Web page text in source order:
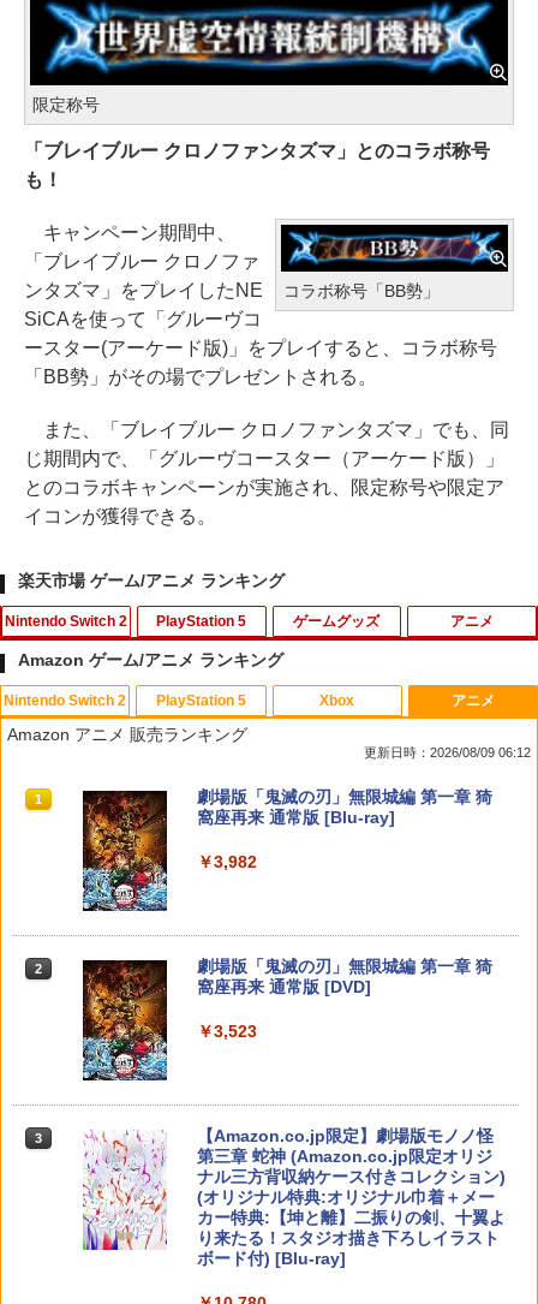
限定称号
「ブレイブルー クロノファンタズマ」とのコラボ称号
も！
コラボ称号「BB勢」
キャンペーン期間中、
「ブレイブルー クロノファ
ンタズマ」をプレイしたNE
SiCAを使って「グルーヴコ
ースター(アーケード版)」をプレイすると、コラボ称号
「BB勢」がその場でプレゼントされる。
また、「ブレイブルー クロノファンタズマ」でも、同
じ期間内で、「グルーヴコースター（アーケード版）」
とのコラボキャンペーンが実施され、限定称号や限定ア
イコンが獲得できる。
楽天市場 ゲーム/アニメ ランキング
Nintendo Switch 2
1
任天堂 【Switch2】ゼルダの伝説 ブレス
オブ ザ ワイルド Nintendo Switch 2 Ed
ition [NXS-P-AAAAH NSW2 ゼルダノデ
￥7,710
￥7,849
東日本編＋西日本編 [KDEMOMO2 NSW
2 モモタロウデンテツ2]
￥7,890
amiibo すりみ連合セット[フウカ【レイ
PlayStation 5
1
【SONYライセンス商品】DualSenseR
ワイヤレスコントローラー専用 USB-Cto
C充電ケーブル【Playstation5対応】
￥2,007
￥2,783
￥3,484
【中古】ドラゴンクエストX 目覚めし五
つの種族 オフラインソフト:プレイステ
ーション5ソフト／ロールプレイング・
ゲーム
ゲームグッズ
1
【中古】戦国BASARA2 英雄外伝 ダブル
パック Best Price! - Wii
￥330
￥330
※当店在庫僅少、次回納期未定 任天堂
どうぶつの森amiiboカード 第2弾 1パッ
ク（3枚入り） 【銀行振込不可】
アニメ
1
【送料無料】劇場版「鬼滅の刃」無限城
編 第一章 猗窩座再来(通常版)【Blu-ra
y】/アニメーション[Blu-ray]【返品種別
￥4,400
ゲーム ミュージック ]
3
図書館戦争 革命のつばさBlu-ray特別版
【初回限定版】【Blu-ray】 [ 井上麻里奈
￥6,864
IDOLiSH7 LIVE BEYOND “Op.7 ”【Blu
-ray DAY 2】【Blu-ray】 [ IDOLiSH7 ]
Amazon ゲーム/アニメ ランキング
Nintendo Switch 2
1
スプラトゥーン レイダース|オンライン
コード版
￥5,832
2 スプラトゥーン レイダース -Switch2
3 Nintendo Switch 2(日本語・国内専用)
￥56,068
ニンテンドープリペイド番号 9000円|オ
PlayStation 5
1
PlayStation 5 デジタル・エディション
日本語専用 Console Language: Japan
2
Beast of Reincarnation -PS5 【特典】
プロダクトコード 封入
￥7,286
3
【純正品】ディスクドライブ(CFI-ZDD1
J) PlayStation 5
￥11,849
Xbox
1
【純正品】Xbox ワイヤレス コントロー
ラー + USB-C® ケーブル
￥8,300
ラー (ロボット ホワイト)
3
￥8,020
【純正品】Xbox 充電式バッテリー + US
B-C ケーブル
アニメ
Amazon アニメ 販売ランキング
更新日時：2026/08/09 06:12
1
劇場版「鬼滅の刃」無限城編 第一章 猗
窩座再来 通常版 [Blu-ray]
￥3,982
2
劇場版「鬼滅の刃」無限城編 第一章 猗
窩座再来 通常版 [DVD]
￥3,523
3
【Amazon.co.jp限定】劇場版モノノ怪
第三章 蛇神 (Amazon.co.jp限定オリジ
ナル三方背収納ケース付きコレクション)
(オリジナル特典:オリジナル巾着＋メー
カー特典:【坤と離】二振りの剣、十翼よ
り来たる！スタジオ描き下ろしイラスト
ボード付) [Blu-ray]